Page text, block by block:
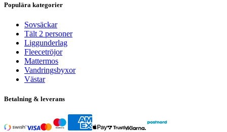
Populära kategorier
Sovsäckar
Tält 2 personer
Liggunderlag
Fleecetröjor
Mattermos
Vandringsbyxor
Västar
Betalning & leverans